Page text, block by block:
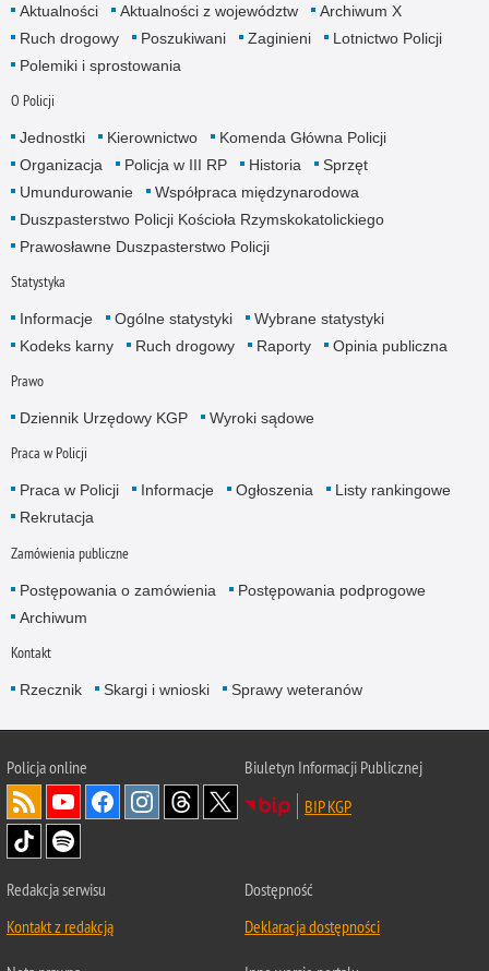
Aktualności Aktualności z województw
Archiwum X
Ruch drogowy
Poszukiwani Zaginieni
Lotnictwo Policji
Polemiki i sprostowania
O Policji
Jednostki Kierownictwo
Komenda Główna Policji
Organizacja
Policja w III RP Historia
Sprzęt
Umundurowanie
Współpraca międzynarodowa
Duszpasterstwo Policji Kościoła Rzymskokatolickiego
Prawosławne Duszpasterstwo Policji
Statystyka
Informacje Ogólne statystyki
Wybrane statystyki
Kodeks karny
Ruch drogowy Raporty Opinia publiczna
Prawo
Dziennik Urzędowy KGP Wyroki sądowe
Praca w Policji
Praca w Policji Informacje Ogłoszenia
Listy rankingowe
Rekrutacja
Zamówienia publiczne
Postępowania o zamówienia
Postępowania podprogowe
Archiwum
Kontakt
Rzecznik Skargi i wnioski Sprawy weteranów
Policjaonline
Biuletyn Informacji Publicznej
BIP KGP
Redakcja serwisu
Kontakt z redakcją
Dostępność
Deklaracja dostępności